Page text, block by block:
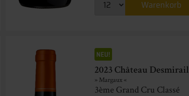
Warenkorb
2023 Château Desmirail
» Margaux «
3ème Grand Cru Classé